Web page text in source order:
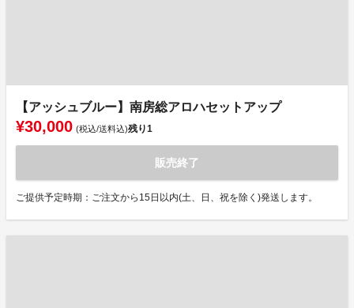
【アッシュブルー】南房総アロハセットアップ
¥30,000 (税込/送料込)残り1
販売終了
ご提供予定時期：ご注文から15日以内(土、日、祝を除く)発送します。